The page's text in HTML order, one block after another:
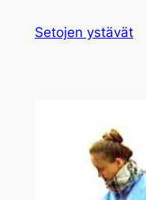
sisältöön
Setojen ystävät